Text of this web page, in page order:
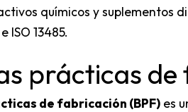
químicos y suplementos
ISO 13485.
prácticas
de fabricación (BPF) es